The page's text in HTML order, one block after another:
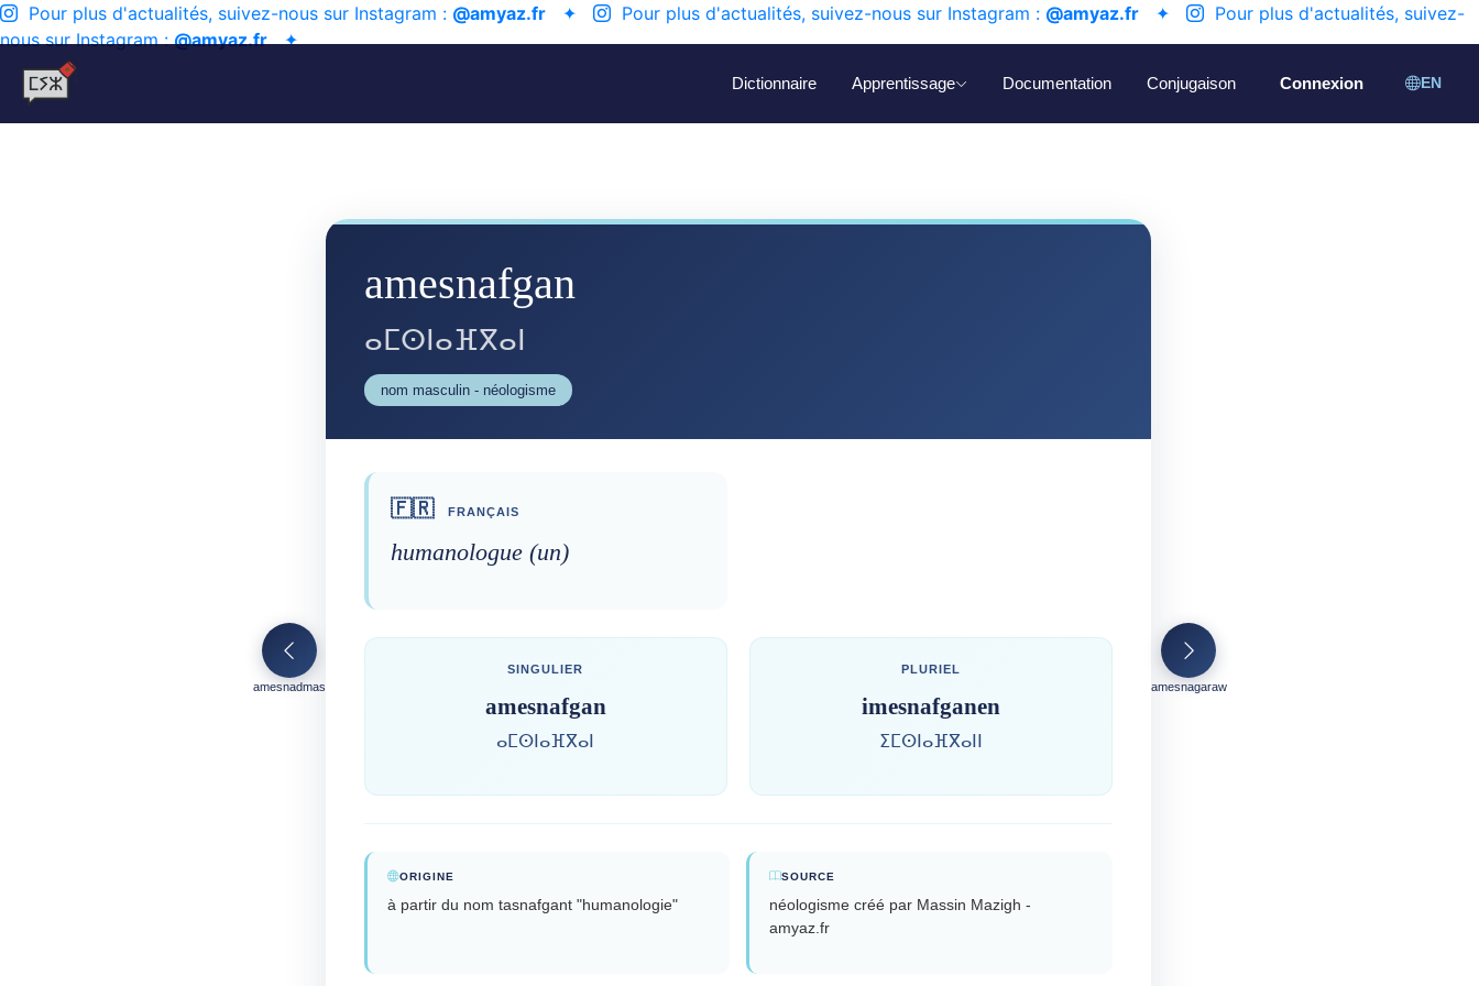
Pour plus d'actualités, suivez-nous sur Instagram : @amyaz.fr ✦ Pour plus d'actualités, suivez-nous sur Instagram : @amyaz.fr ✦
Pour plus d'actualités, suivez-
nous sur Instagram :@amyaz.fr✦
Dictionnaire Apprentissage Documentation Conjugaison Connexion EN
amesnadmas
amesnafgan
ⴰⵎⵙⵏⴰⴼⴳⴰⵏ
nom masculin - néologisme
🇫🇷 FRANÇAIS
humanologue (un)
SINGULIER
amesnafgan
ⴰⵎⵙⵏⴰⴼⴳⴰⵏ
PLURIEL
imesnafganen
ⵉⵎⵙⵏⴰⴼⴳⴰⵏⵏ
ORIGINE
à partir du nom tasnafgant "humanologie"
SOURCE
néologisme créé par Massin Mazigh -
amyaz.fr
amesnagaraw